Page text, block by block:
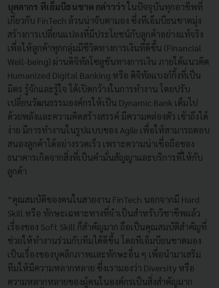
บุคลากร ทีเอ็มบีธนชาต กล่าวว่าในปัจจุบันทุกอาชีพที่
เกี่ยวกับ FinTech ล้วนน่าจับตามอง ซึ่งทีเอ็มบีธนชาตมุ่ง
สร้างการเปลี่ยนแปลงที่มีประโยชน์กับลูกค้าอย่างแท้จริง
เพื่อให้ลูกค้าทุกกลุ่มมีชีวิตทางการเงินที่ดีขึ้น (Financial
Well-being) ผ่านดิจิทัลโซลูชันทางการเงิน ภายใต้แนวคิด
Humanized Digital Banking หรือ ดิจิทัลแบงก์กิ้งที่เป็น
มิตร รู้จักและรู้ใจ ได้เปิดกว้างในการทำงาน โดยปรับ
เปลี่ยนวัฒนธรรมองค์กรให้เป็น Dynamic Bank เต็มไป
ด้วยพลังและความคิดสร้างสรรค์ มีความคล่องตัว เข้าถึงได้
ง่าย มีการทำงานในรูปแบบของ Agile เพื่อให้สามารถตอบ
สนองลูกค้าได้อย่างรวดเร็ว เพราะความน่าเชื่อถือของ
ธนาคารเกิดจากสิ่งที่เป็นคำมั่นสัญญาและบริการที่ให้กับ
ลูกค้า
“คุณสมบัติของคนในสายงาน FinTech นอกจากมี Hard
Skill หรือ ทักษะเฉพาะทางที่จำเป็นสำหรับวิชาชีพแล้ว
เรื่องของ Soft Skill ก็สำคัญมาก ถือเป็นคุณสมบัติสำคัญที่
ช่วยให้ทำงานร่วมกับทีมได้ดีขึ้น โดยทีเอ็มบีธนชาตมอง
เป็นเรื่องของบุคลิกภาพและทักษะอื่น ๆ เพื่อนำมาเสริม
ทีมให้มีความหลากหลาย ซึ่งเรามองว่า Diversity หรือ
ความหลากหลายของผู้คนในองค์กรเป็นสิ่งสำคัญมาก